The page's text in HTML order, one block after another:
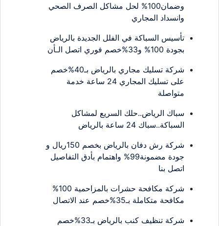
وضمان100% لحل مشاكل الصرف الصحي
وانسداد المجاري
تأسيس السباكة في الفلل الجديدة بالرياض
بجودة 100% و33%خصم فوري اتصل الـأن
شركة تسليك مجاري بالرياض بـ40%خصم
على تسليك المجاري 24 ساعة خدمة
متواصلة
سباك الرياض..حلك السريع لمشاكل
السباكة..سباك 24 ساعة بالرياض
شركة رش دفان بالرياض بخصم 150ريال و
جودة مضمونة99% واهتمام بأدق التفاصيل
اتصل بنا
شركة مكافحة حشرات بالمزاحمية 100%
مكافحة متكاملة بـ35%خصم عند الاتصال
شركة تنظيف كنب بالرياض بـ33%خصم